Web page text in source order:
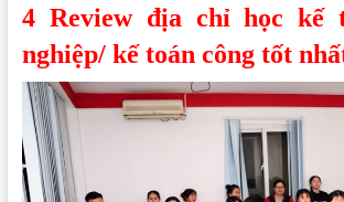
4 Review địa chỉ học kế
nghiệp/ kế toán công tốt